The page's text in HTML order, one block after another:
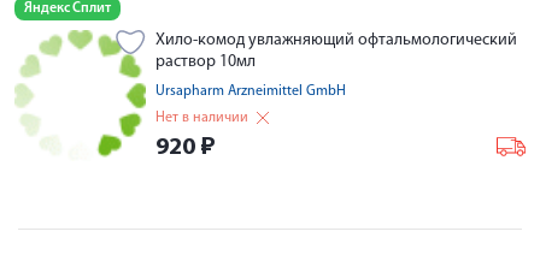
Яндекс Сплит
Хило-комод увлажняющий офтальмологический
раствор 10мл
Ursapharm Arzneimittel GmbH
Нет в наличии
920 ₽